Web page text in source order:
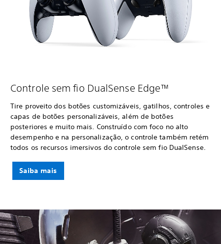
Controle sem fio DualSense Edge™
Tire proveito dos botões customizáveis, gatilhos, controles e
capas de botões personalizáveis, além de botões
posteriores e muito mais. Construído com foco no alto
desempenho e na personalização, o controle também retém
todos os recursos imersivos do controle sem fio DualSense.
Saiba mais